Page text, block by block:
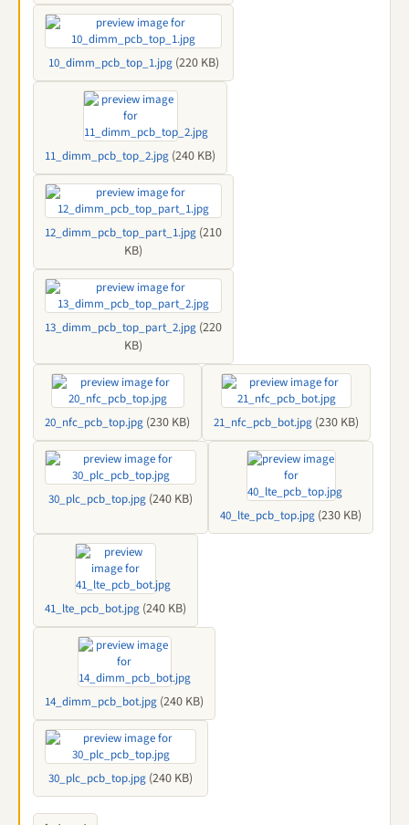
10_dimm_pcb_top_1.jpg(220 KB)
11_dimm_pcb_top_2.jpg (240 KB)
12_dimm_pcb_top_part_1.jpg (210
KB)
13_dimm_pcb_top_part_2.jpg (220
KB)
20_nfc_pcb_top.jpg (230 KB) 21_nfc_pcb_bot.jpg (230 KB)
30_plc_pcb_top.jpg (240 KB)
40_lte_pcb_top.jpg (230 KB)
41_lte_pcb_bot.jpg (240 KB)
14_dimm_pcb_bot.jpg (240 KB)
30_plc_pcb_top.jpg (240 KB)